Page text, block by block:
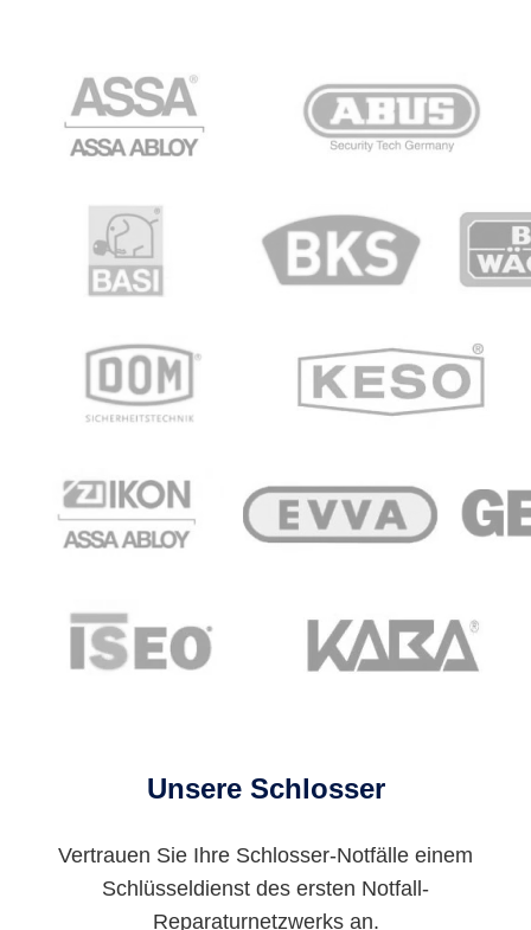
Unsere Schlosser
Vertrauen Sie Ihre Schlosser-Notfälle einem
Schlüsseldienst des ersten Notfall-
Reparaturnetzwerks an.